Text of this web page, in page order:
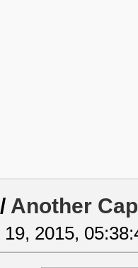
Another
19, 2015,